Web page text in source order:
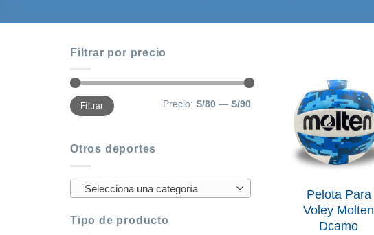
Filtrar por precio
Precio
mínimo
Precio
máximo
Filtrar Precio: S/80— S/90
Otros deportes
Selecciona una categoría
Tipo de producto
Pelota Para
Voley Molten
Dcamo